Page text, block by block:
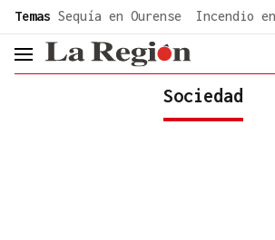
common.go-to-content
Temas Sequía en Ourense Incendio
header.menu.open
Sociedad